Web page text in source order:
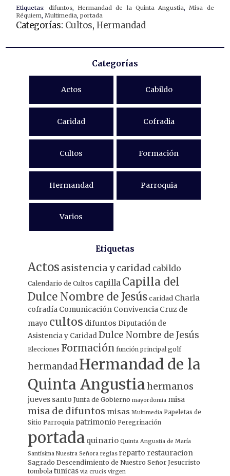
Etiquetas: difuntos, Hermandad de la Quinta Angustia ,Misa de
Réquiem ,Multimedia ,portada
Categorías: Cultos,Hermandad
Categorías
Actos Cabildo
Caridad Cofradia
Cultos Formación
Hermandad Parroquia
Varios
Etiquetas
Actos asistencia y caridad cabildo
Calendario de Cultos capilla Capilla del
Dulce Nombre de Jesús caridad Charla
cofradía Comunicación Convivencia Cruz de
mayo cultos difuntos Diputación de
Asistencia y CaridadDulce Nombre de Jesús
Elecciones Formación función principal golf
hermandad Hermandad de la
Quinta Angustiahermanos
jueves santo Junta de Gobierno mayordomia misa
misa de difuntos misas Multimedia Papeletas de
Sitio Parroquia patrimonio Peregrinación
portada quinario Quinta Angustia de María
Santísima Nuestra Señora reglas reparto restauracion
Sagrado Descendimiento de Nuestro Señor Jesucristo
tombola tunicas via crucis virgen